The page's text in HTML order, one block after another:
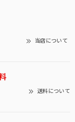
当店について
送料について